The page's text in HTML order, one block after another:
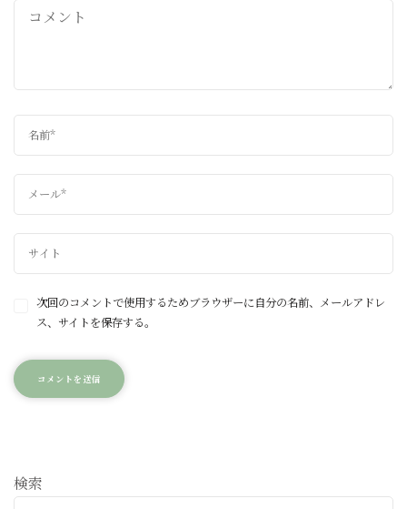
次回のコメントで使用するためブラウザーに自分の名前、メールアドレ
ス、サイトを保存する。
検索